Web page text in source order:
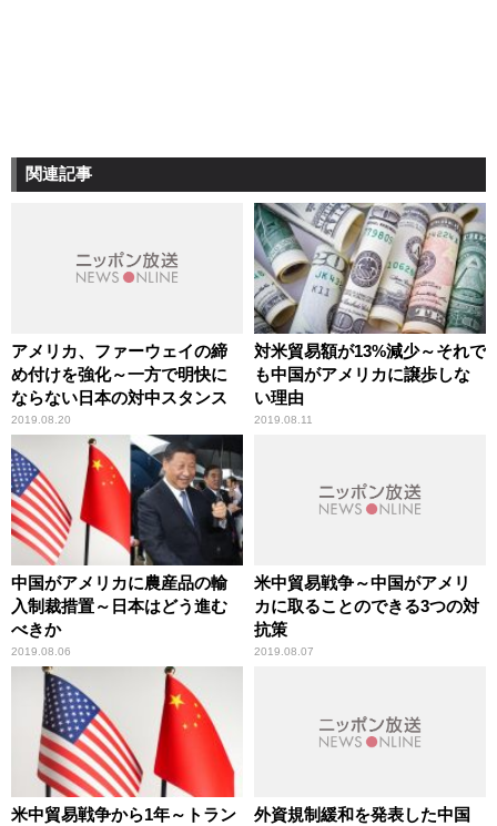
関連記事
アメリカ、ファーウェイの締
め付けを強化～一方で明快に
ならない日本の対中スタンス
2019.08.20
対米貿易額が13%減少～それで
も中国がアメリカに譲歩しな
い理由
2019.08.11
中国がアメリカに農産品の輸
入制裁措置～日本はどう進む
べきか
2019.08.06
米中貿易戦争～中国がアメリ
カに取ることのできる3つの対
抗策
2019.08.07
米中貿易戦争から1年～トラン
外資規制緩和を発表した中国